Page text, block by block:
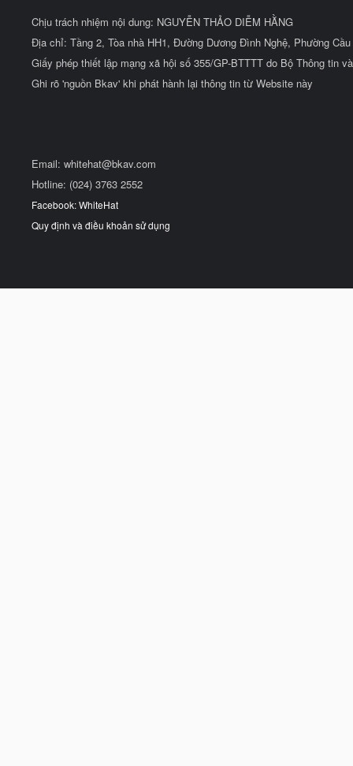
Chịu trách nhiệm nội dung: NGUYỄN THẢO DIỄM HẰNG
Địa chỉ: Tầng 2, Tòa nhà HH1, Đường Dương Đình Nghệ, Phường
Giấy phép thiết lập mạng xã hội số 355/GP-BTTTT do Bộ Thông tin
Ghi rõ 'nguồn Bkav' khi phát hành lại thông tin từ Website này
Email: whitehat@bkav.com
Hotline: (024) 3763 2552
Facebook: WhiteHat
Quy định và điều khoản sử dụng